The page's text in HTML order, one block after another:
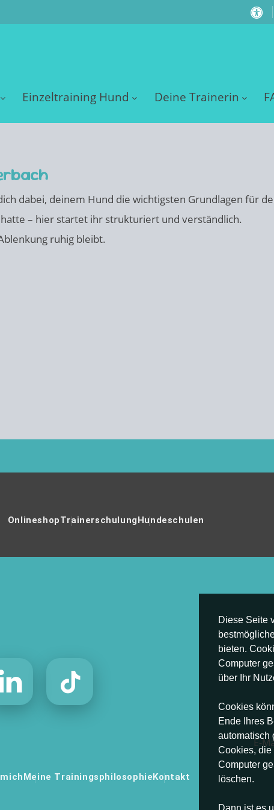
Diese Seite
bieten.
Computer
über Ihr
Cookies
Ende Ihres
automatisch
Cookies, die
Computer
löschen.
Dann ist es
Einzeltraining Hund Deine Trainerin
dabei, deinem Hund die wichtigsten Grundlagen für
– hier startet ihr strukturiert und verständlich.
ruhig bleibt.
OnlineshopTrainerschulungHundeschulen
E-
Meine TrainingsphilosophieKontakt